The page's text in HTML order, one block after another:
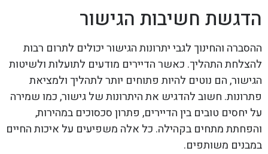
הדגשת חשיבות הגישור
ההסברה והחינוך לגבי יתרונות הגישור יכולים לתרום רבות
להצלחת התהליך. כאשר הדיירים מודעים לתועלות ולשיטות
הגישור, הם נוטים להיות פתוחים יותר לתהליך ולמציאת
פתרונות. חשוב להדגיש את היתרונות של גישור, כמו שמירה
על יחסים טובים בין הדיירים, פתרון סכסוכים במהירות,
והפחתת מתחים בקהילה. כל אלה משפיעים על איכות החיים
במבנים משותפים.